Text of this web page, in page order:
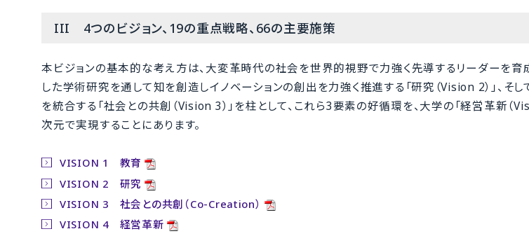
III 4つのビジョン、19の重点戦略、66の主要施策
本ビジョンの基本的な考え方は、大変革時代の社会を世界的視野で力強く先導するリーダーを育成
した学術研究を通して知を創造しイノベーションの創出を力強く推進する「研究（Vision 2）」、そ
を統合する「社会との共創（Vision 3）」を柱として、これら3要素の好循環を、大学の「経営革新（
次元で実現することにあります。
VISION 1 教育
VISION 2 研究
VISION 3 社会との共創（Co-Creation）
VISION 4 経営革新